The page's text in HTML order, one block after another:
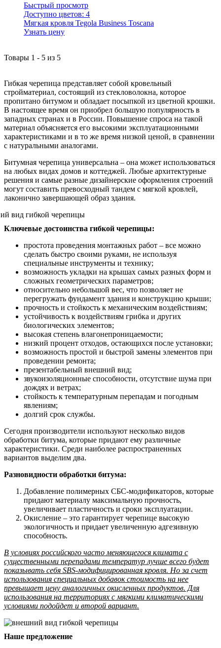
Быстрый просмотр
Доступно цветов: 4
Мягкая кровля Tegola Business Toscana
Узнать цену
Товары 1 - 5 из 5
Гибкая черепица представляет собой кровельный
стройматериал, состоящий из стекловолокна, которое
пропитано битумом и обладает посыпкой из цветной крошки.
В настоящее время он приобрел большую популярность в
западных странах и в России. Повышение спроса на такой
материал объясняется его высокими эксплуатационными
характеристиками и в то же время низкой ценой, в сравнении
с натуральными аналогами.
Битумная черепица универсальна – она может использоваться
на любых видах домов и коттеджей. Любые архитектурные
решения и самые разные дизайнерские оформления строений
могут составить превосходный тандем с мягкой кровлей,
лаконично завершающей образ здания.
Ключевые достоинства гибкой черепицы:
простота проведения монтажных работ – все можно
сделать быстро своими руками, не используя
специальные инструменты и технику;
возможность укладки на крышах самых разных форм и
сложных геометрических параметров;
относительно небольшой вес, что позволяет не
перегружать фундамент здания и конструкцию крыши;
прочность и стойкость к механическим воздействиям;
устойчивость к воздействиям грибка и других
биологических элементов;
высокая степень влагонепроницаемости;
низкий процент отходов, остающихся после установки;
возможность простой и быстрой замены элементов при
проведении ремонта;
презентабельный внешний вид;
звукоизоляционные способности, отсутствие шума при
дождях и ветрах;
стойкость к температурным перепадам и погодным
явлениям;
долгий срок службы.
Сегодня производители используют несколько видов
обработки битума, которые придают ему различные
характеристики. Среди наиболее распространенных
вариантов выделим два.
Разновидности обработки битума:
Добавление полимерных СБС-модификаторов, которые
придают материалу максимальную прочность,
увеличивает пластичность и сроки эксплуатации.
Окисление – это гарантирует черепице высокую
экологичность и придает увеличенную адгезивную
способность.
В условиях российского часто меняющегося климата с
существенными перепадами температур лучше всего будет
показывать себя SBS-модифицированная кровля. Но за счет
использования специальных добавок стоимость на нее
превышает цену аналогичных окисленных продуктов. Для
использования на территориях с мягкими климатическими
условиями подойдет и второй вариант.
Наше предложение